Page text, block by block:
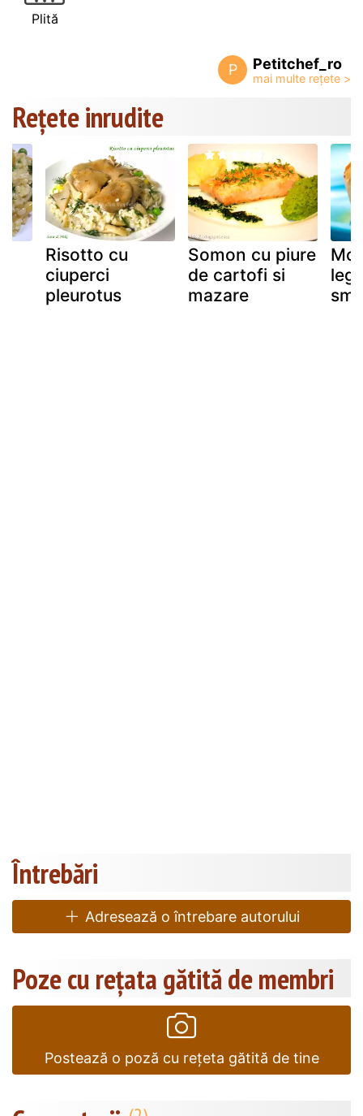
Plită
P Petitchef_ro
Rețete inrudite
Risotto cu
ciuperci
pleurotus
Somon cu piure
de cartofi si
mazare
Întrebări
Adresează o întrebare autorului
Poze cu rețata gătită de membri
Postează o poză cu rețeta gătită de tine